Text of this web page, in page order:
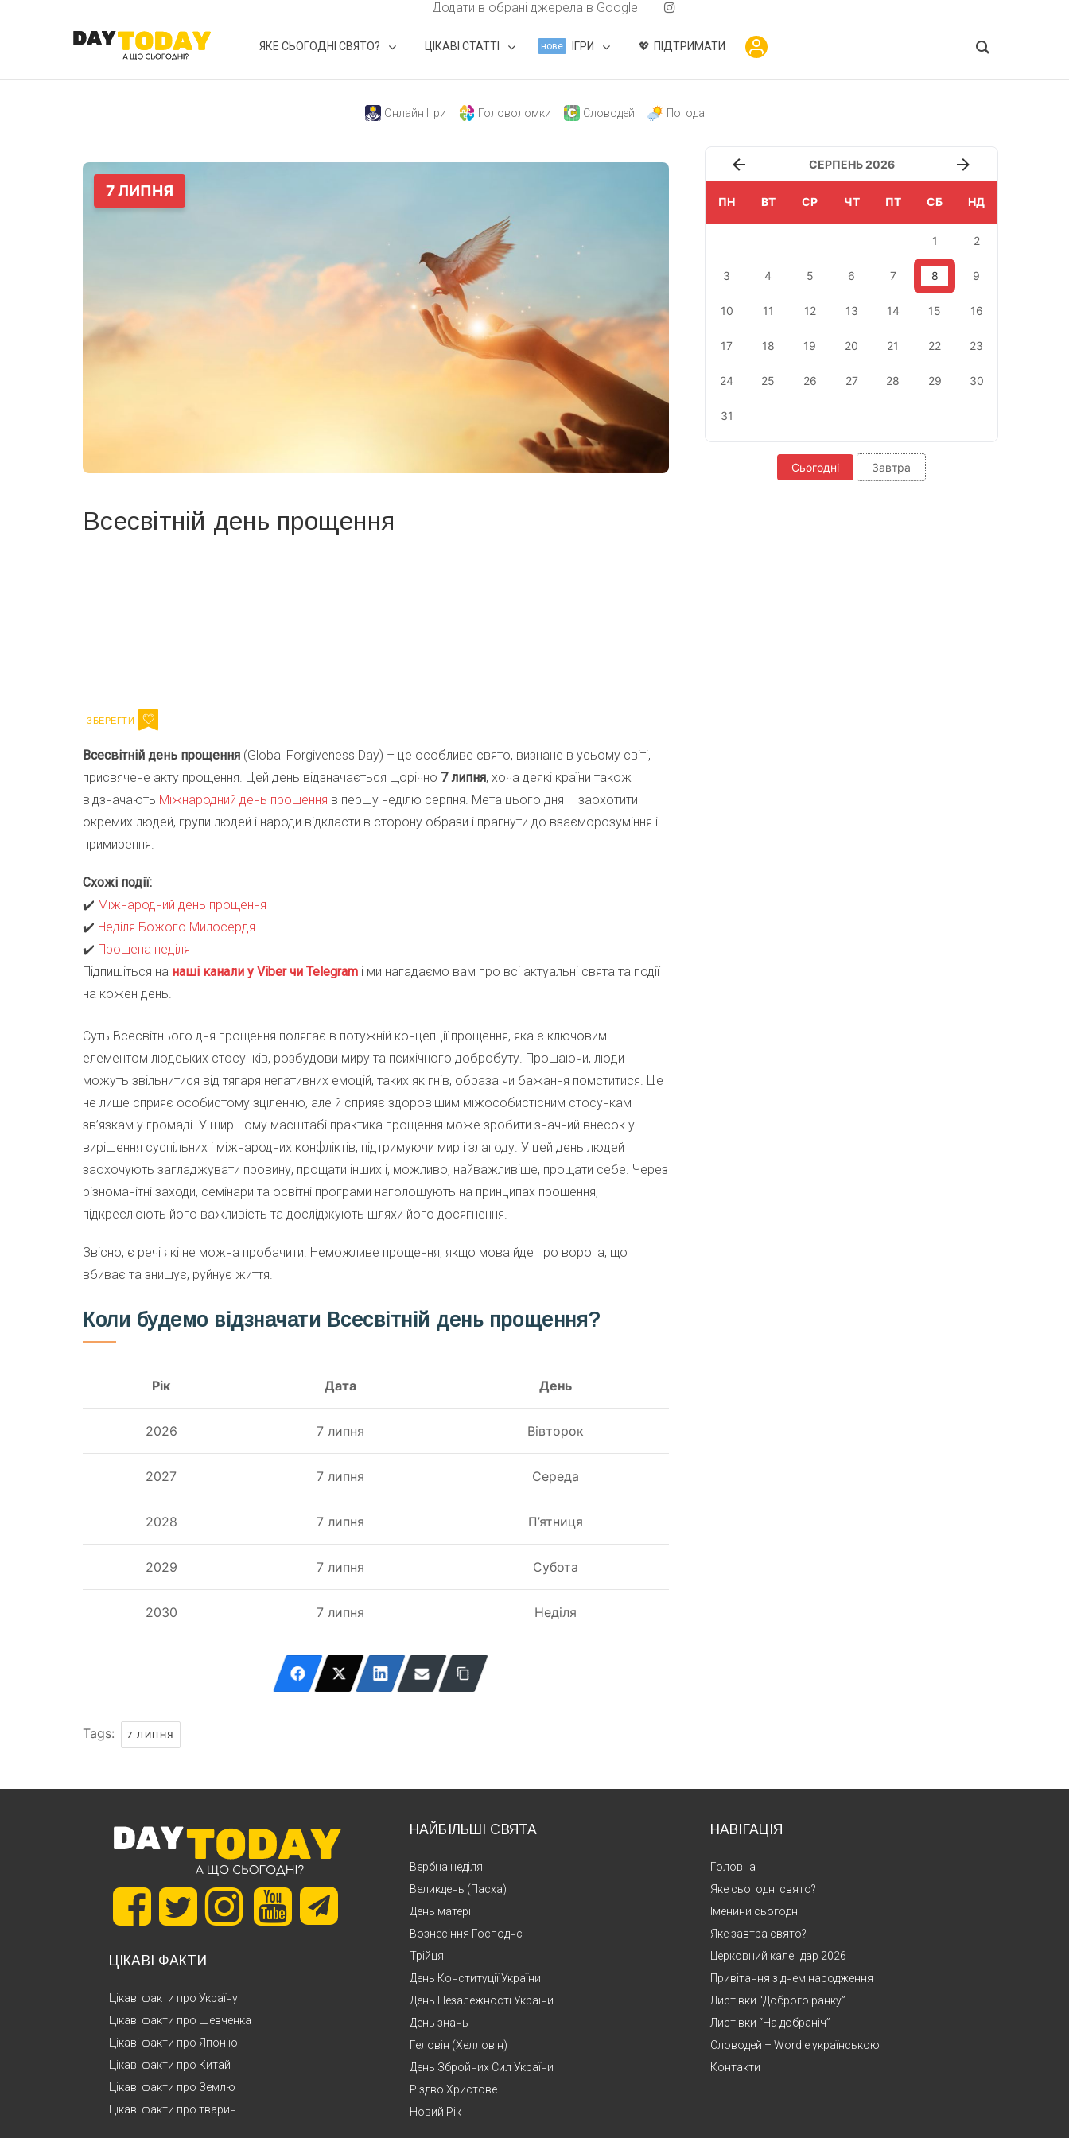
Додати в обрані джерела в Google
ЯКЕ СЬОГОДНІ СВЯТО? ЦІКАВІ СТАТТІ нове ІГРИ ПІДТРИМАТИ
Онлайн Ігри Головоломки Словодей Погода
Всесвітній день прощення
Всесвітній день прощення (Global Forgiveness Day) – це особливе свято, визнане в усьому світі,
присвячене акту прощення. Цей день відзначається щорічно 7 липня, хоча деякі країни також
відзначають Міжнародний день прощення в першу неділю серпня. Мета цього дня – заохотити
окремих людей, групи людей і народи відкласти в сторону образи і прагнути до взаєморозуміння і
примирення.
Схожі події:
✔️ Міжнародний день прощення
✔️ Неділя Божого Милосердя
✔️ Прощена неділя
Підпишіться на наші канали у Viber чи Telegram і ми нагадаємо вам про всі актуальні свята та події
на кожен день.
Суть Всесвітнього дня прощення полягає в потужній концепції прощення, яка є ключовим
елементом людських стосунків, розбудови миру та психічного добробуту. Прощаючи, люди
можуть звільнитися від тягаря негативних емоцій, таких як гнів, образа чи бажання помститися. Це
не лише сприяє особистому зціленню, але й сприяє здоровішим міжособистісним стосункам і
зв’язкам у громаді. У ширшому масштабі практика прощення може зробити значний внесок у
вирішення суспільних і міжнародних конфліктів, підтримуючи мир і злагоду. У цей день людей
заохочують загладжувати провину, прощати інших і, можливо, найважливіше, прощати себе. Через
різноманітні заходи, семінари та освітні програми наголошують на принципах прощення,
підкреслюють його важливість та досліджують шляхи його досягнення.
Звісно, є речі які не можна пробачити. Неможливе прощення, якщо мова йде про ворога, що
вбиває та знищує, руйнує життя.
Коли будемо відзначати Всесвітній день прощення?
Рік Дата День
2026 7 липня Вівторок
2027 7 липня Середа
2028 7 липня П’ятниця
2029 7 липня Субота
2030 7 липня Неділя
Tags: 7 ЛИПНЯ
СЕРПЕНЬ 2026
ПН ВТ СР ЧТ ПТ СБ НД
1 2
3 4 5 6 7 8 9
10 11 12 13 14 15 16
17 18 19 20 21 22 23
24 25 26 27 28 29 30
31
Сьогодні Завтра
ЦІКАВІ ФАКТИ
Цікаві факти про Україну
Цікаві факти про Шевченка
Цікаві факти про Японію
Цікаві факти про Китай
Цікаві факти про Землю
Цікаві факти про тварин
НАЙБІЛЬШІ СВЯТА
Вербна неділя
Великдень (Пасха)
День матері
Вознесіння Господнє
Трійця
День Конституції України
День Незалежності України
День знань
Геловін (Хелловін)
День Збройних Сил України
Різдво Христове
Новий Рік
НАВІГАЦІЯ
Головна
Яке сьогодні свято?
Іменини сьогодні
Яке завтра свято?
Церковний календар 2026
Привітання з днем народження
Листівки “Доброго ранку”
Листівки “На добраніч”
Словодей – Wordle українською
Контакти